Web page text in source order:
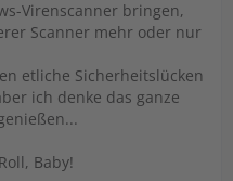
Virenscanner bringen,
Scanner mehr oder nur
etliche Sicherheitslücken
ich denke das ganze
Baby!